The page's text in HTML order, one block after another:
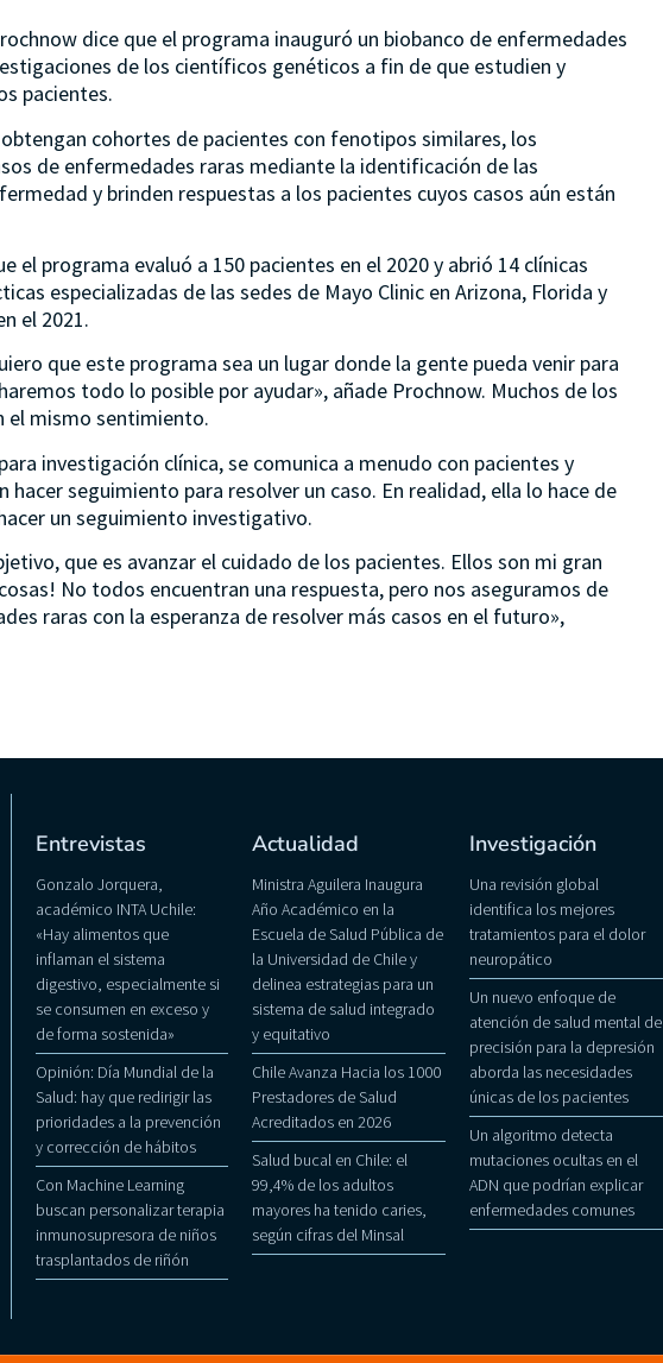
dice que el programa inauguró un biobanco de enfermedades
de los científicos genéticos a fin de que estudien y
pacientes.
cohortes de pacientes con fenotipos similares, los
de enfermedades raras mediante la identificación de las
y brinden respuestas a los pacientes cuyos casos aún están
el programa evaluó a 150 pacientes en el 2020 y abrió 14 clínicas
especializadas de las sedes de Mayo Clinic en Arizona, Florida y
el 2021.
que este programa sea un lugar donde la gente pueda venir para
todo lo posible por ayudar», añade Prochnow. Muchos de los
el mismo sentimiento.
investigación clínica, se comunica a menudo con pacientes y
seguimiento para resolver un caso. En realidad, ella lo hace de
un seguimiento investigativo.
que es avanzar el cuidado de los pacientes. Ellos son mi gran
No todos encuentran una respuesta, pero nos aseguramos de
raras con la esperanza de resolver más casos en el futuro»,
Entrevistas
Gonzalo Jorquera,
académico INTA Uchile:
«Hay alimentos que
inflaman el sistema
digestivo, especialmente si
se consumen en exceso y
de forma sostenida»
Opinión: Día Mundial de la
Salud: hay que redirigir las
prioridades a la prevención
y corrección de hábitos
Con Machine Learning
buscan personalizar terapia
inmunosupresora de niños
trasplantados de riñón
Actualidad
Ministra Aguilera Inaugura
Año Académico en la
Escuela de Salud Pública de
la Universidad de Chile y
delinea estrategias para un
sistema de salud integrado
y equitativo
Chile Avanza Hacia los 1000
Prestadores de Salud
Acreditados en 2026
Salud bucal en Chile: el
99,4% de los adultos
mayores ha tenido caries,
según cifras del Minsal
Investigación
Una revisión global
identifica los mejores
tratamientos para el dolor
neuropático
Un nuevo enfoque de
atención de salud mental de
precisión para la depresión
aborda las necesidades
únicas de los pacientes
Un algoritmo detecta
mutaciones ocultas en el
ADN que podrían explicar
enfermedades comunes